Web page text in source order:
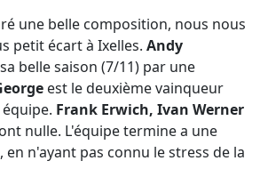
une belle composition, nous nous
petit écart à Ixelles. Andy
belle saison (7/11) par une
est le deuxième vainqueur
Frank Erwich, Ivan Werner
nulle. L'équipe termine a une
n'ayant pas connu le stress de la